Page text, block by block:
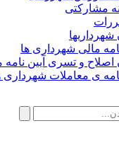
مشارکتی
شهرداریها
نامه مالی شهرداری ها
اصلاح و تسری آیین
نامه ی معاملات شهرداری